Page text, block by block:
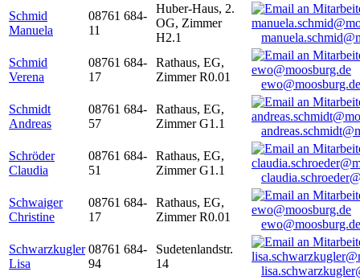
Schmid
Manuela
08761 684-
11
Huber-Haus, 2.
OG, Zimmer
H2.1
Schmid
Verena
08761 684-
17
Rathaus, EG,
Zimmer R0.01
ewo@moosburg.de
Schmidt
Andreas
08761 684-
57
Rathaus, EG,
Zimmer G1.1
Schröder
Claudia
08761 684-
51
Rathaus, EG,
Zimmer G1.1
Schwaiger
Christine
08761 684-
17
Rathaus, EG,
Zimmer R0.01
ewo@moosburg.de
Schwarzkugler
Lisa
08761 684-
94
Sudetenlandstr.
14